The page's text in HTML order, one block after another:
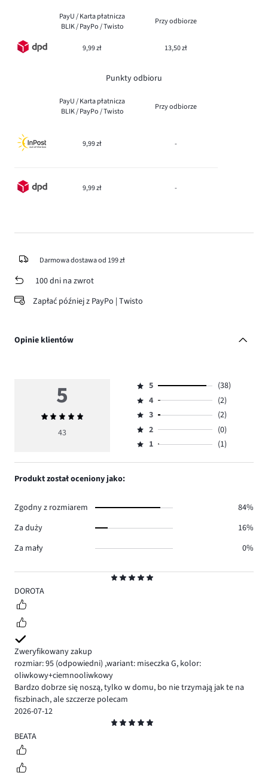
PayU / Karta płatnicza
BLIK / PayPo / Twisto
Przy odbiorze
9,99 zł 13,50 zł
Punkty odbioru
PayU / Karta płatnicza
BLIK / PayPo / Twisto
Przy odbiorze
9,99 zł -
9,99 zł -
Darmowa dostawa od 199 zł
100 dni na zwrot
Zapłać później z PayPo | Twisto
Opinie klientów
5
DOROTA
Zweryfikowany zakup
rozmiar: 95 (odpowiedni) ,wariant: miseczka G, kolor:
oliwkowy+ciemnooliwkowy
Bardzo dobrze się noszą, tylko w domu, bo nie trzymają jak te na
fiszbinach, ale szczerze polecam
2026-07-12
5
BEATA
5
Średnia
ocena
43
Ocena
5,
ilość
głosów
38.
5
(38)
Ocena
4,
ilość
głosów
4
(2)
Ocena
3,
ilość
3
(2)
Ocena
2,
2
(0)
Ocena
1,
1 (1)
Produkt został oceniony jako:
Zgodny z rozmiarem
84%
Za duży
16%
Za mały
0%